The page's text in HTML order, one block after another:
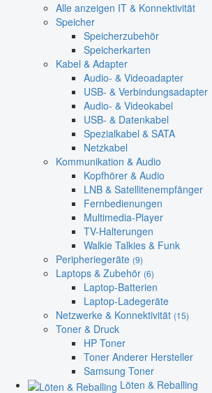
Alle anzeigen IT & Konnektivität
Speicher
Speicherzubehör
Speicherkarten
Kabel & Adapter
Audio- & Videoadapter
USB- & Verbindungsadapter
Audio- & Videokabel
USB- & Datenkabel
Spezialkabel & SATA
Netzkabel
Kommunikation & Audio
Kopfhörer & Audio
LNB & Satellitenempfänger
Fernbedienungen
Multimedia-Player
TV-Halterungen
Walkie Talkies & Funk
Peripheriegeräte (9)
Laptops & Zubehör (6)
Laptop-Batterien
Laptop-Ladegeräte
Netzwerke & Konnektivität (15)
Toner & Druck
HP Toner
Toner Anderer Hersteller
Samsung Toner
Löten & Reballing